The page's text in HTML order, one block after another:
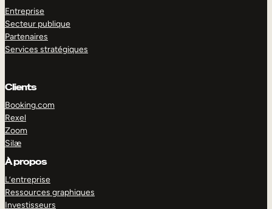
Entreprise
Secteur publique
Partenaires
Services stratégiques
Clients
Booking.com
Rexel
Zoom
Silæ
À propos
L’entreprise
Ressources graphiques
Investisseurs